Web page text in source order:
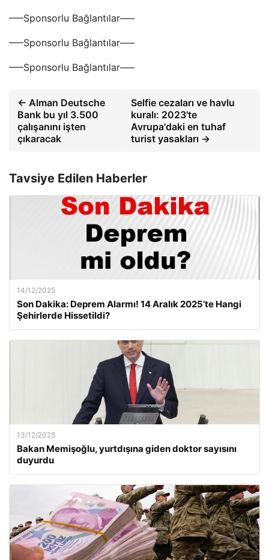
—–Sponsorlu Bağlantılar—–
—–Sponsorlu Bağlantılar—–
—–Sponsorlu Bağlantılar—–
← Alman Deutsche
Bank bu yıl 3.500
çalışanını işten
çıkaracak
Selfie cezaları ve havlu
kuralı: 2023'te
Avrupa'daki en tuhaf
turist yasakları →
Tavsiye Edilen Haberler
14/12/2025
Son Dakika: Deprem Alarmı! 14 Aralık 2025’te Hangi
Şehirlerde Hissetildi?
13/12/2025
Bakan Memişoğlu, yurtdışına giden doktor sayısını
duyurdu